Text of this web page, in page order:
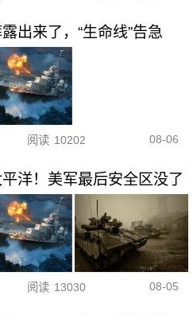
出来了，“生命线”告急
阅读 10202 08-06
洋！美军最后安全区没了
阅读 13030 08-05